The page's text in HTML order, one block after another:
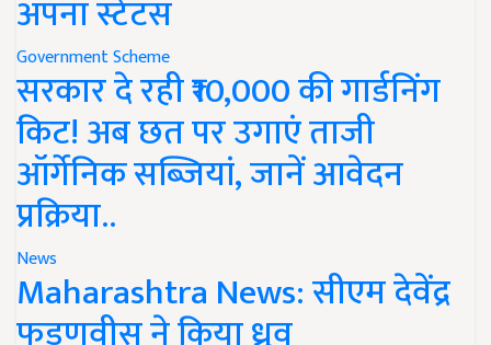
अपना स्टेटस
Government Scheme
सरकार दे रही ₹10,000 की गार्डनिंग
किट! अब छत पर उगाएं ताजी
ऑर्गेनिक सब्जियां, जानें आवेदन
प्रक्रिया..
News
Maharashtra News: सीएम देवेंद्र